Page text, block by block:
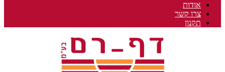
אודות
צרו קשר
תקנון